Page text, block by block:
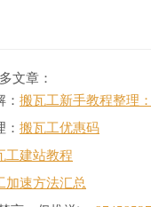
文章：
搬瓦工新手教程整理
搬瓦工优惠码
工建站教程
加速方法汇总